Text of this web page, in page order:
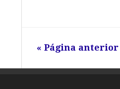
« Página anterior